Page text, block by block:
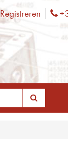
Registreren